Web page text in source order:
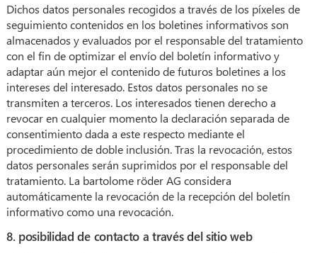
Dichos datos personales recogidos a través de los píxeles de
seguimiento contenidos en los boletines informativos son
almacenados y evaluados por el responsable del tratamiento
con el fin de optimizar el envío del boletín informativo y
adaptar aún mejor el contenido de futuros boletines a los
intereses del interesado. Estos datos personales no se
transmiten a terceros. Los interesados tienen derecho a
revocar en cualquier momento la declaración separada de
consentimiento dada a este respecto mediante el
procedimiento de doble inclusión. Tras la revocación, estos
datos personales serán suprimidos por el responsable del
tratamiento. La bartolome röder AG considera
automáticamente la revocación de la recepción del boletín
informativo como una revocación.
8. posibilidad de contacto a través del sitio web